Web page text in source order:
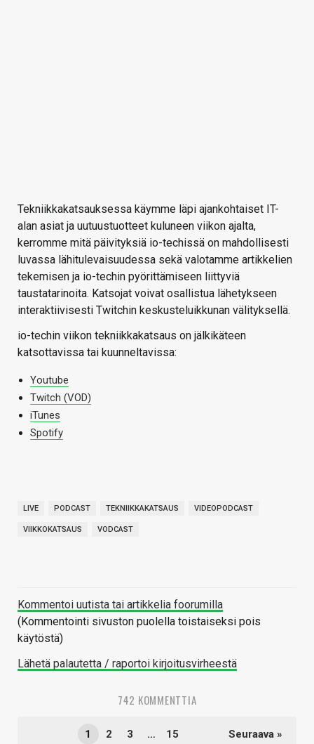
Tekniikkakatsauksessa käymme läpi ajankohtaiset IT-
alan asiat ja uutuustuotteet kuluneen viikon ajalta,
kerromme mitä päivityksiä io-techissä on mahdollisesti
luvassa lähitulevaisuudessa sekä valotamme artikkelien
tekemisen ja io-techin pyörittämiseen liittyviä
taustatarinoita. Katsojat voivat osallistua lähetykseen
interaktiivisesti Twitchin keskusteluikkunan välityksellä.
io-techin viikon tekniikkakatsaus on jälkikäteen
katsottavissa tai kuunneltavissa:
Youtube
Twitch (VOD)
iTunes
Spotify
LIVE PODCAST TEKNIIKKAKATSAUS VIDEOPODCAST
VIIKKOKATSAUS VODCAST
Kommentoi uutista tai artikkelia foorumilla
(Kommentointi sivuston puolella toistaiseksi pois
käytöstä)
Lähetä palautetta / raportoi kirjoitusvirheestä
742 KOMMENTTIA
1 2 3 … 15 Seuraava »